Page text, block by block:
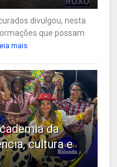
divulgou, nesta
que possam
mais
da
cultura e